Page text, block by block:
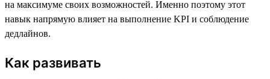
на максимуме своих возможностей. Именно поэтому этот
навык напрямую влияет на выполнение KPI и соблюдение
дедлайнов.
Как развивать